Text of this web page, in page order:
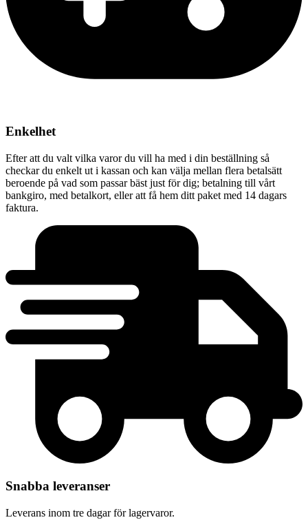
Enkelhet
Efter att du valt vilka varor du vill ha med i din beställning så
checkar du enkelt ut i kassan och kan välja mellan flera betalsätt
beroende på vad som passar bäst just för dig; betalning till vårt
bankgiro, med betalkort, eller att få hem ditt paket med 14 dagars
faktura.
Snabba leveranser
Leverans inom tre dagar för lagervaror.